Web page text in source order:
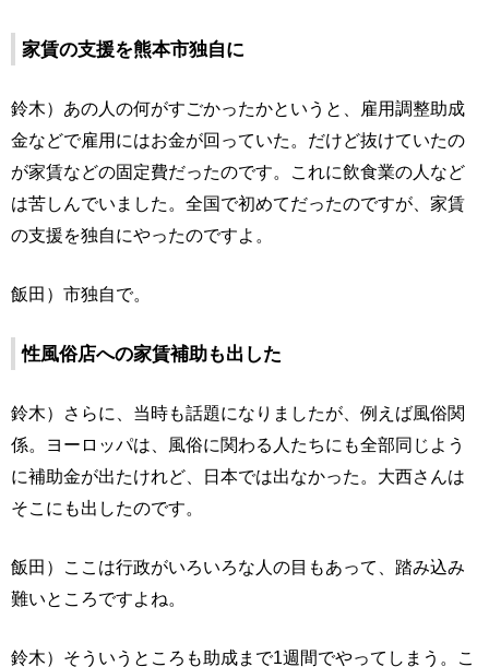
家賃の支援を熊本市独自に
鈴木）あの人の何がすごかったかというと、雇用調整助成
金などで雇用にはお金が回っていた。だけど抜けていたの
が家賃などの固定費だったのです。これに飲食業の人など
は苦しんでいました。全国で初めてだったのですが、家賃
の支援を独自にやったのですよ。
飯田）市独自で。
性風俗店への家賃補助も出した
鈴木）さらに、当時も話題になりましたが、例えば風俗関
係。ヨーロッパは、風俗に関わる人たちにも全部同じよう
に補助金が出たけれど、日本では出なかった。大西さんは
そこにも出したのです。
飯田）ここは行政がいろいろな人の目もあって、踏み込み
難いところですよね。
鈴木）そういうところも助成まで1週間でやってしまう。こ